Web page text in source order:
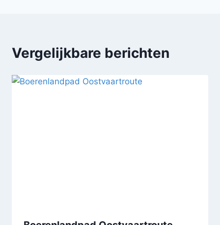
Vergelijkbare berichten